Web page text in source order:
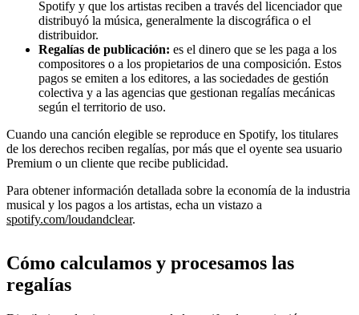
Spotify y que los artistas reciben a través del licenciador que
distribuyó la música, generalmente la discográfica o el
distribuidor.
Regalías de publicación: es el dinero que se les paga a los
compositores o a los propietarios de una composición. Estos
pagos se emiten a los editores, a las sociedades de gestión
colectiva y a las agencias que gestionan regalías mecánicas
según el territorio de uso.
Cuando una canción elegible se reproduce en Spotify, los titulares
de los derechos reciben regalías, por más que el oyente sea usuario
Premium o un cliente que recibe publicidad.
Para obtener información detallada sobre la economía de la industria
musical y los pagos a los artistas, echa un vistazo a
spotify.com/loudandclear.
Cómo calculamos y procesamos las
regalías